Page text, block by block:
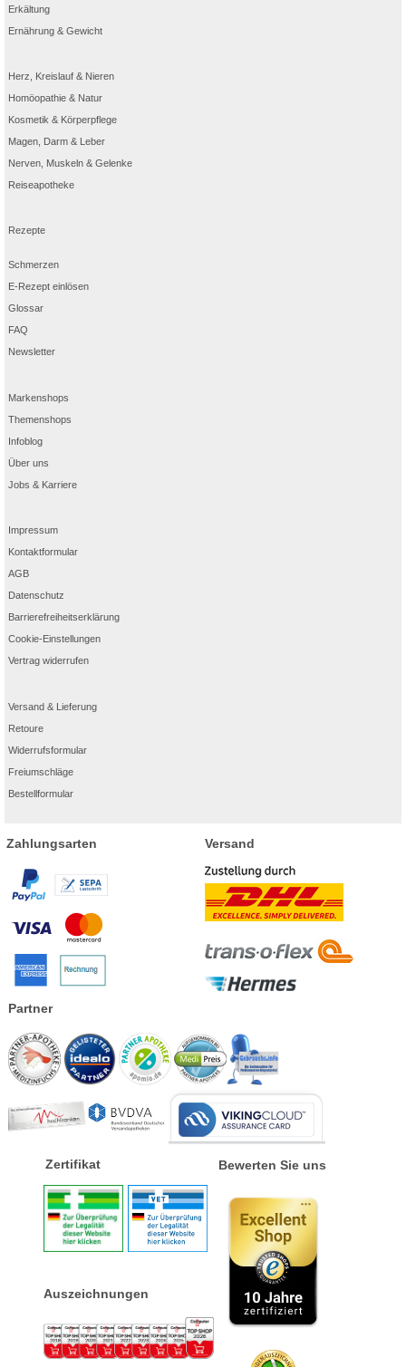
Erkältung
Ernährung & Gewicht
Herz, Kreislauf & Nieren
Homöopathie & Natur
Kosmetik & Körperpflege
Magen, Darm & Leber
Nerven, Muskeln & Gelenke
Reiseapotheke
Rezepte
Schmerzen
E-Rezept einlösen
Glossar
FAQ
Newsletter
Markenshops
Themenshops
Infoblog
Über uns
Jobs & Karriere
Impressum
Kontaktformular
AGB
Datenschutz
Barrierefreiheitserklärung
Cookie-Einstellungen
Vertrag widerrufen
Versand & Lieferung
Retoure
Widerrufsformular
Freiumschläge
Bestellformular
Zahlungsarten Versand
Partner
Zertifikat
Auszeichnungen
Bewerten Sie uns